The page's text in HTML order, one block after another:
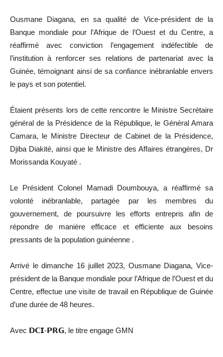
Ousmane Diagana, en sa qualité de Vice-président de la
Banque mondiale pour l’Afrique de l’Ouest et du Centre, a
réaffirmé avec conviction l’engagement indéfectible de
l’institution à renforcer ses relations de partenariat avec la
Guinée, témoignant ainsi de sa confiance inébranlable envers
le pays et son potentiel.
Étaient présents lors de cette rencontre le Ministre Secrétaire
général de la Présidence de la République, le Général Amara
Camara, le Ministre Directeur de Cabinet de la Présidence,
Djiba Diakité, ainsi que le Ministre des Affaires étrangères, Dr
Morissanda Kouyaté .
Le Président Colonel Mamadi Doumbouya, a réaffirmé sa
volonté inébranlable, partagée par les membres du
gouvernement, de poursuivre les efforts entrepris afin de
répondre de manière efficace et efficiente aux besoins
pressants de la population guinéenne .
Arrivé le dimanche 16 juillet 2023, Ousmane Diagana, Vice-
président de la Banque mondiale pour l’Afrique de l’Ouest et du
Centre, effectue une visite de travail en République de Guinée
d’une durée de 48 heures.
Avec 𝗗𝗖𝗜-𝗣𝗥𝗚, le titre engage GMN